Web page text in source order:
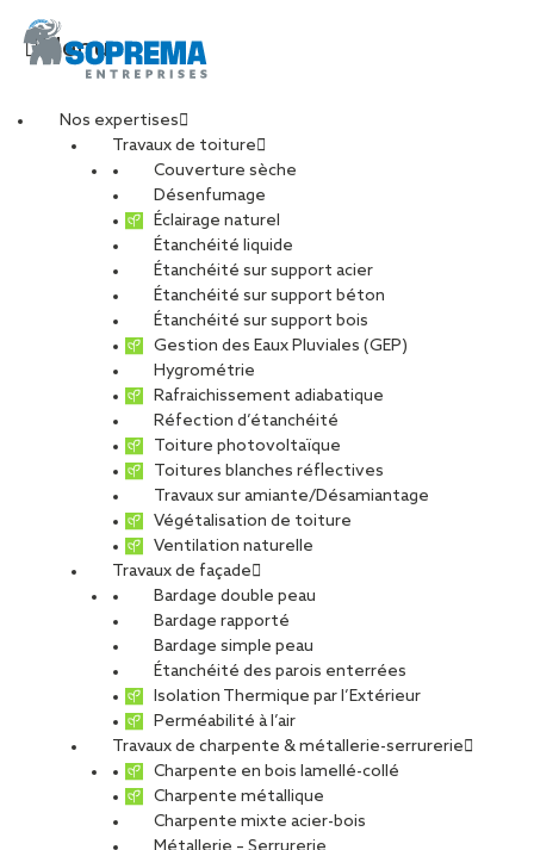
Menu
Nos expertises
Travaux de toiture
Couverture sèche
Désenfumage
Éclairage naturel
Étanchéité liquide
Étanchéité sur support acier
Étanchéité sur support béton
Étanchéité sur support bois
Gestion des Eaux Pluviales (GEP)
Hygrométrie
Rafraichissement adiabatique
Réfection d’étanchéité
Toiture photovoltaïque
Toitures blanches réflectives
Travaux sur amiante/Désamiantage
Végétalisation de toiture
Ventilation naturelle
Travaux de façade
Bardage double peau
Bardage rapporté
Bardage simple peau
Étanchéité des parois enterrées
Isolation Thermique par l’Extérieur
Perméabilité à l’air
Travaux de charpente & métallerie-serrurerie
Charpente en bois lamellé-collé
Charpente métallique
Charpente mixte acier-bois
Métallerie – Serrurerie
processed-61f4c18e-
f455-41eb-8a37-
PARTAGER
17 mars 2023